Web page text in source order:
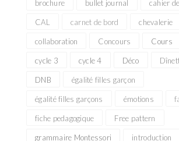
brochure bullet journal cahier
CAL carnet de bord chevalerie
collaboration Concours Cours
cycle 3 cycle 4 Déco
DNB égalité filles garçon
égalité filles garçons émotions
fiche pedagogique Free pattern
grammaire Montessori introduction